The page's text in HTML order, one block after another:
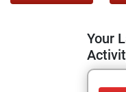
Your